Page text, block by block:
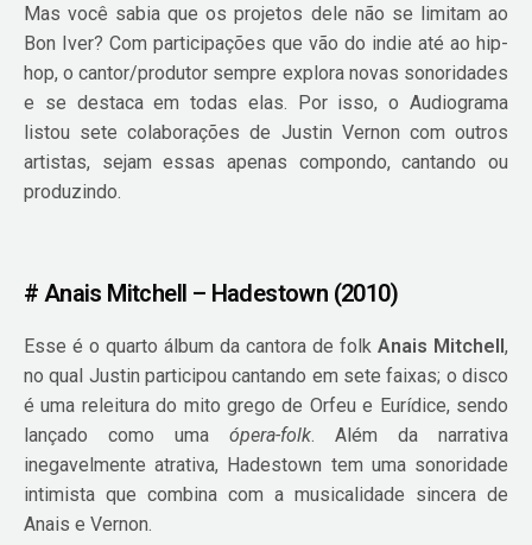
Mas você sabia que os projetos dele não se limitam ao
Bon Iver? Com participações que vão do indie até ao hip-
hop, o cantor/produtor sempre explora novas sonoridades
e se destaca em todas elas. Por isso, o Audiograma
listou sete colaborações de Justin Vernon com outros
artistas, sejam essas apenas compondo, cantando ou
produzindo.
# Anais Mitchell – Hadestown (2010)
Esse é o quarto álbum da cantora de folk Anais Mitchell,
no qual Justin participou cantando em sete faixas; o disco
é uma releitura do mito grego de Orfeu e Eurídice, sendo
lançado como uma ópera-folk. Além da narrativa
inegavelmente atrativa, Hadestown tem uma sonoridade
intimista que combina com a musicalidade sincera de
Anais e Vernon.